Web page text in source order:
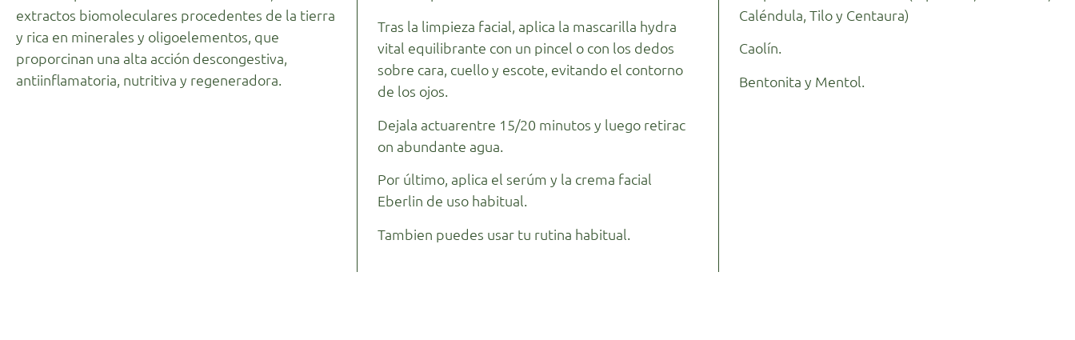
extractos biomoleculares procedentes de la tierra
y rica en minerales y oligoelementos, que
proporcinan una alta acción descongestiva,
antiinflamatoria, nutritiva y regeneradora.
Tras la limpieza facial, aplica la mascarilla hydra
vital equilibrante con un pincel o con los dedos
sobre cara, cuello y escote, evitando el contorno
de los ojos.
Dejala actuarentre 15/20 minutos y luego retirac
on abundante agua.
Por último, aplica el serúm y la crema facial
Eberlin de uso habitual.
Tambien puedes usar tu rutina habitual.
Caléndula, Tilo y Centaura)
Caolín.
Bentonita y Mentol.